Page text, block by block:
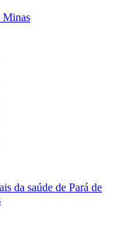
Minas
da saúde de Pará de